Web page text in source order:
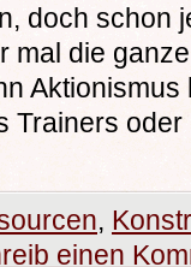
doch schon
mal die
Aktionismus
Trainers
,
einen